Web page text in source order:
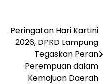
Peringatan Hari Kartini
2026, DPRD Lampung
Tegaskan Peran
Perempuan dalam
Kemajuan Daerah